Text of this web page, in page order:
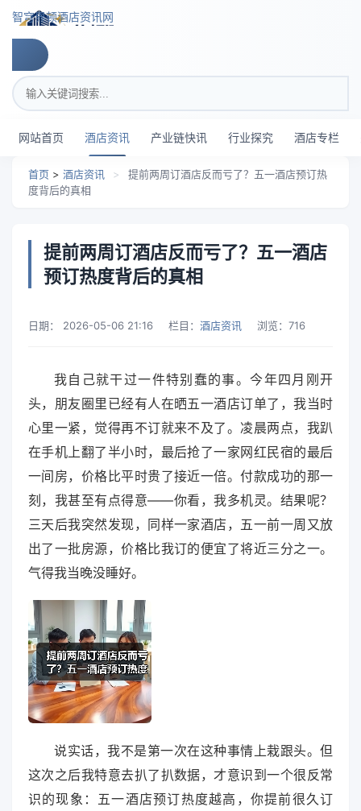
跳转到主要内容
智穹界顿酒店资讯网
搜索关键词
网站首页 酒店资讯 产业链快讯 行业探究 酒店专栏
首页 > 酒店资讯 >
提前两周订酒店反而亏了？五一酒店预订热
度背后的真相
提前两周订酒店反而亏了？五一酒店
预订热度背后的真相
日期： 2026-05-06 21:16 栏目： 酒店资讯 浏览： 716
我自己就干过一件特别蠢的事。今年四月刚开
头，朋友圈里已经有人在晒五一酒店订单了，我当时
心里一紧，觉得再不订就来不及了。凌晨两点，我趴
在手机上翻了半小时，最后抢了一家网红民宿的最后
一间房，价格比平时贵了接近一倍。付款成功的那一
刻，我甚至有点得意——你看，我多机灵。结果呢？
三天后我突然发现，同样一家酒店，五一前一周又放
出了一批房源，价格比我订的便宜了将近三分之一。
气得我当晚没睡好。
说实话，我不是第一次在这种事情上栽跟头。但
这次之后我特意去扒了扒数据，才意识到一个很反常
识的现象：五一酒店预订热度越高，你提前很久订